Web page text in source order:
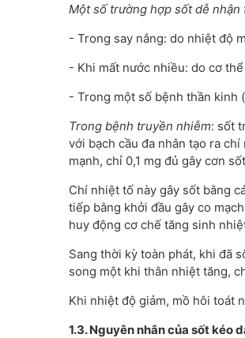
Một số trường hợp sốt dễ nhận
- Trong say nắng: do nhiệt độ
- Khi mất nước nhiều: do cơ
- Trong một số bệnh thần kinh
Trong bệnh truyền nhiễm: sốt
với bạch cầu đa nhân tạo ra
mạnh, chỉ 0,1 mg đủ gây cơn
Chí nhiệt tố này gây sốt bằng
tiếp bằng khởi đầu gây co
huy động cơ chế tăng sinh
Sang thời kỳ toàn phát, khi đã
song một khi thân nhiệt tăng,
Khi nhiệt độ giảm, mồ hôi toát
1.3. Nguyên nhân của sốt kéo